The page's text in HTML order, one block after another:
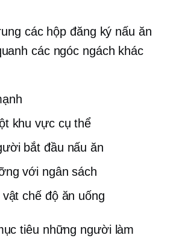
các hộp đăng ký nấu ăn
các ngóc ngách khác
khu vực cụ thể
bắt đầu nấu ăn
với ngân sách
chế độ ăn uống
tiêu những người làm